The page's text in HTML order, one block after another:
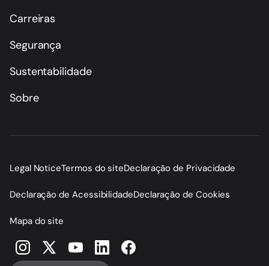
Carreiras
Segurança
Sustentabilidade
Sobre
Legal NoticeTermos do siteDeclaração de Privacidade
Declaração de AcessibilidadeDeclaração de Cookies
Mapa do site